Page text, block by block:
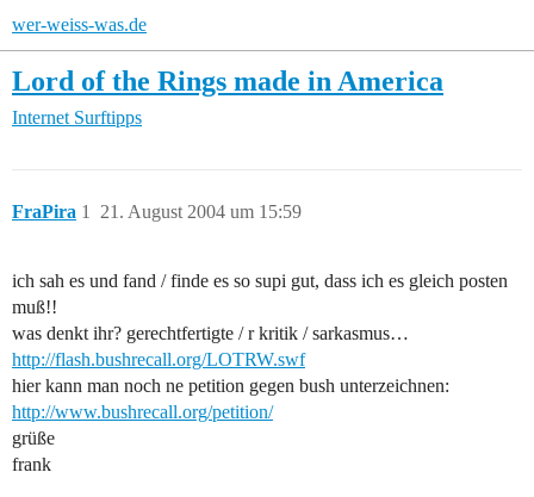
wer-weiss-was.de
Lord of the Rings made in America
Internet Surftipps
FraPira 21. August 2004 um 15:59
1
ich sah es und fand / finde es so supi gut, dass ich es gleich posten
muß!!
was denkt ihr? gerechtfertigte / r kritik / sarkasmus…
http://flash.bushrecall.org/LOTRW.swf
hier kann man noch ne petition gegen bush unterzeichnen:
http://www.bushrecall.org/petition/
grüße
frank